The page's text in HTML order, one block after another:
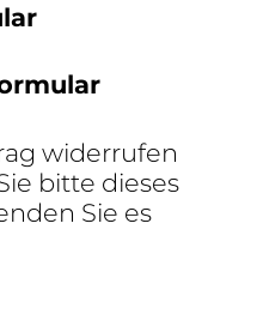
wider­rufen
bitte dieses
Sie es